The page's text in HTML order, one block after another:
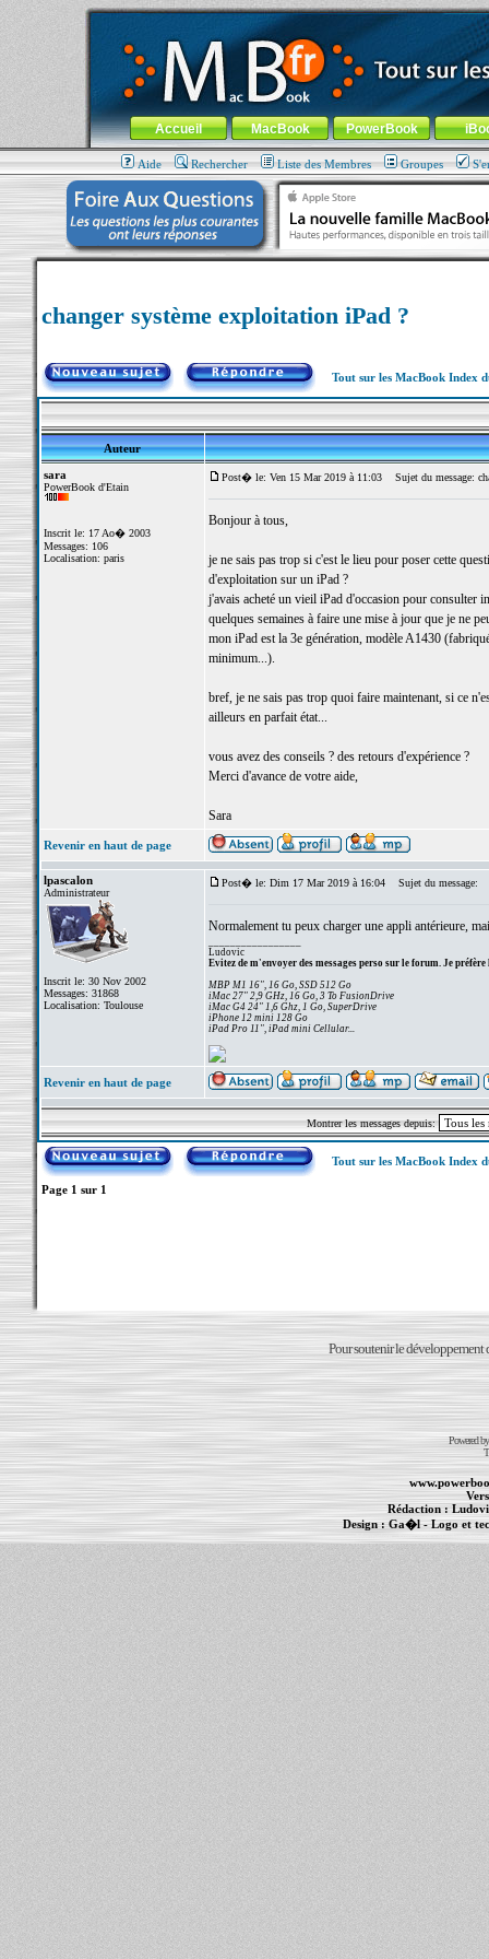
MacBook-fr.com : 100% Apple... 100% nomade !
Aller au contenu-Aller au menu général-Aller au menu de
Menu général
Accueil MacBook PowerBook
Aide Rechercher Liste des Membres Groupes
changer système exploitation iPad ?
Tout sur les MacBook Index
Auteur
sara
PowerBook d'Etain
Inscrit le: 17 Ao� 2003
Messages: 106
Localisation: paris
Post� le: Ven 15 Mar 2019 à 11:03 Sujet du message:
Bonjour à tous,
je ne sais pas trop si c'est le lieu pour poser cette
d'exploitation sur un iPad ?
j'avais acheté un vieil iPad d'occasion pour consulter
quelques semaines à faire une mise à jour que je ne
mon iPad est la 3e génération, modèle A1430
minimum...).
bref, je ne sais pas trop quoi faire maintenant, si ce
ailleurs en parfait état...
vous avez des conseils ? des retours d'expérience ?
Merci d'avance de votre aide,
Sara
Revenir en haut de page
lpascalon
Administrateur
Inscrit le: 30 Nov 2002
Messages: 31868
Localisation: Toulouse
Post� le: Dim 17 Mar 2019 à 16:04 Sujet du message:
Normalement tu peux charger une appli antérieure,
Ludovic
Evitez de m'envoyer des messages perso sur le forum. Je préfère
MBP M1 16", 16 Go, SSD 512 Go
iMac 27" 2,9 GHz, 16 Go, 3 To FusionDrive
iMac G4 24" 1,6 Ghz, 1 Go, SuperDrive
iPhone 12 mini 128 Go
iPad Pro 11", iPad mini Cellular...
Revenir en haut de page
Montrer les messages depuis:
Tout sur les MacBook Index
Page 1 sur 1
Pour soutenir le développement
Powered
Rédaction :
Design :Ga�l- Logo et
PowerBook